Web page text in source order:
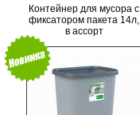
Контейнер для мусора с
фиксатором пакета 14л,
в ассорт